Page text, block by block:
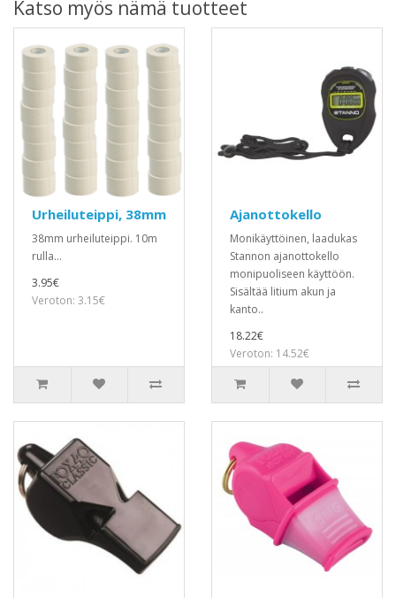
Katso myös nämä tuotteet
Urheiluteippi, 38mm
38mm urheiluteippi. 10m
rulla...
3.95€
Veroton: 3.15€
Ajanottokello
Monikäyttöinen, laadukas
Stannon ajanottokello
monipuoliseen käyttöön.
Sisältää litium akun ja
kanto..
18.22€
Veroton: 14.52€